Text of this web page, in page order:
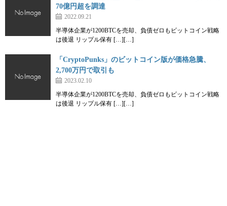
70億円超を調達
2022.09.21
半導体企業が1200BTCを売却、負債ゼロもビットコイン戦略
は後退 リップル保有 […][…]
「CryptoPunks」のビットコイン版が価格急騰、
2,700万円で取引も
2023.02.10
半導体企業が1200BTCを売却、負債ゼロもビットコイン戦略
は後退 リップル保有 […][…]